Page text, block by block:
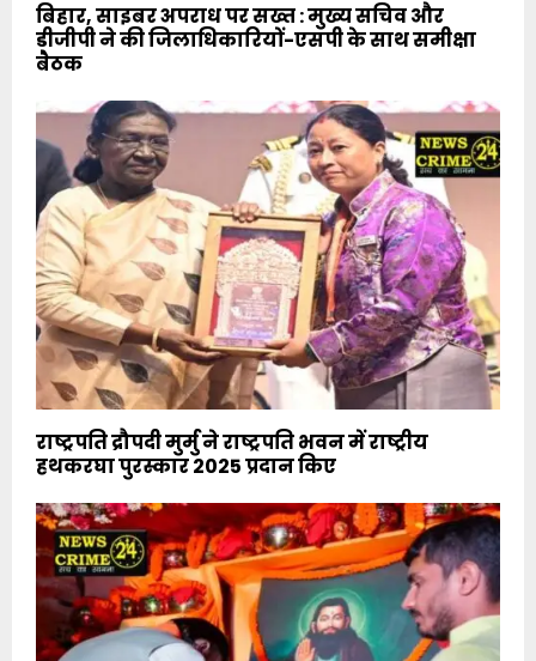
बिहार, साइबर अपराध पर सख्त : मुख्य सचिव और
डीजीपी ने की जिलाधिकारियों-एसपी के साथ समीक्षा
बैठक
राष्ट्रपति द्रौपदी मुर्मु ने राष्ट्रपति भवन में राष्ट्रीय
हथकरघा पुरस्कार 2025 प्रदान किए